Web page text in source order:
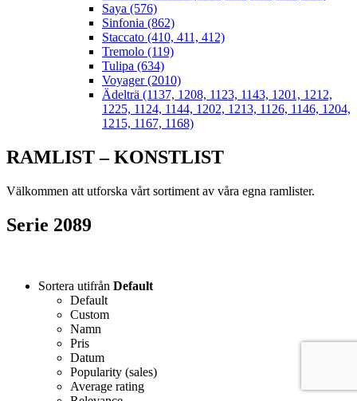
Saya (576)
Sinfonia (862)
Staccato (410, 411, 412)
Tremolo (119)
Tulipa (634)
Voyager (2010)
Ädelträ (1137, 1208, 1123, 1143, 1201, 1212,
1225, 1124, 1144, 1202, 1213, 1126, 1146, 1204,
1215, 1167, 1168)
RAMLIST – KONSTLIST
Välkommen att utforska vårt sortiment av våra egna ramlister.
Serie 2089
Sortera utifrån Default
Default
Custom
Namn
Pris
Datum
Popularity (sales)
Average rating